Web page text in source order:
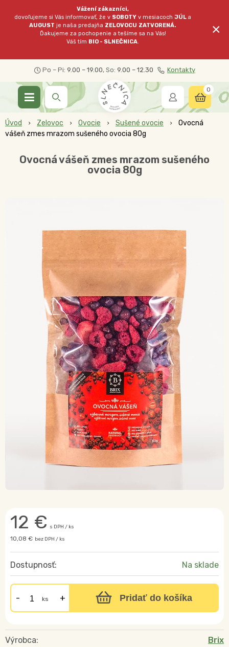
Vážení zákazníci,
dovoľujeme si Vás informovať, že v SOBOTY v mesiacochJÚL a
AUGUST je naša predajňa ZELOVOCU ZATVORENÁ.
Ďakujeme za pochopenie a tešíme sa na Vás!
Váš tím BIO - SLNEČNICA.
×
Po – Pi: 9.00 – 19.00, So: 9.00 – 12.30 Kontakty
0
Úvod Zelovoc Ovocie Sušené ovocie
Ovocná
vášeň zmes mrazom sušeného ovocia 80g
Ovocná vášeň zmes mrazom sušeného
ovocia 80g
12 € s DPH / ks
10,08 € bez DPH / ks
Dostupnosť: Na sklade
ks Pridať do košíka
Výrobca: Brix